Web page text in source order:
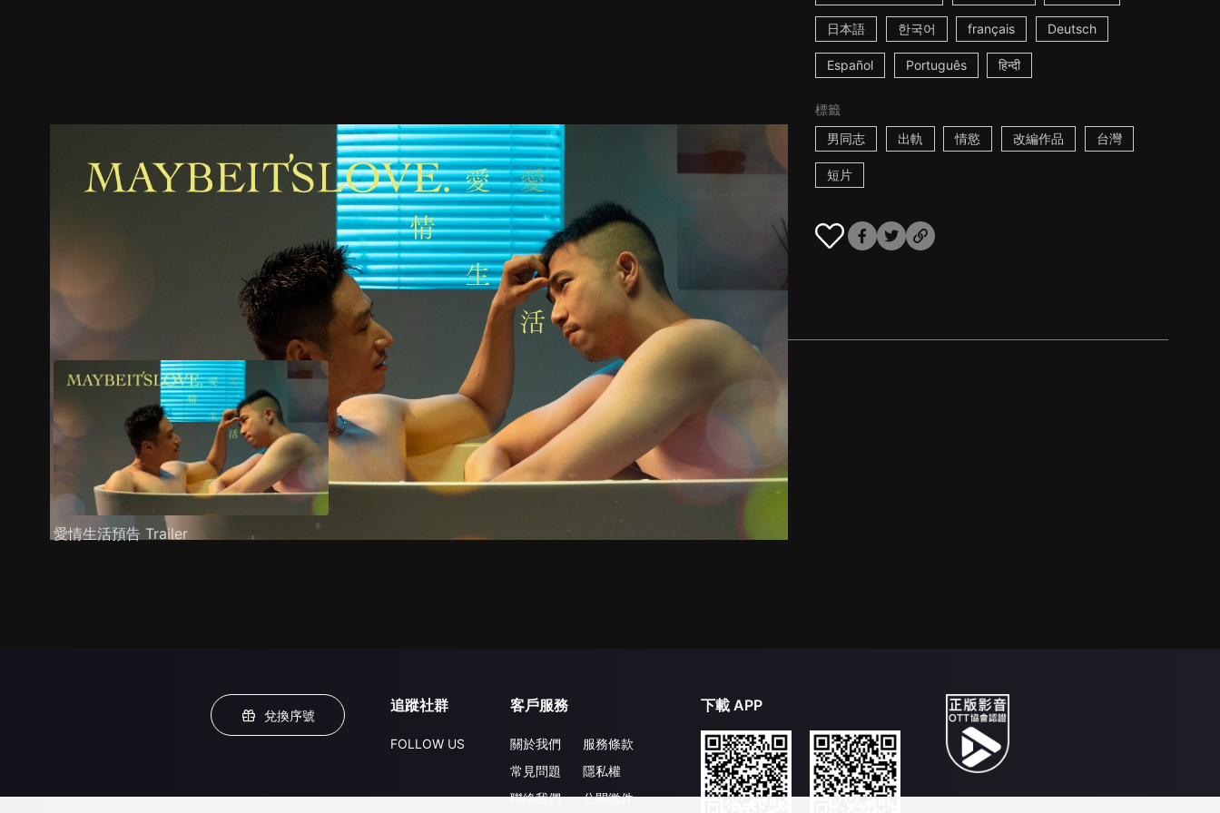
日本語 한국어 français Deutsch
Español Português हिन्दी
標籤
男同志
出軌 情慾 改編作品 台灣
短片
劇情介紹
愛情生活預告 Trailer
兌換序號
追蹤社群
FOLLOW US
客戶服務
關於我們
常見問題
聯絡我們
服務條款
隱私權
公開徵件
下載 APP